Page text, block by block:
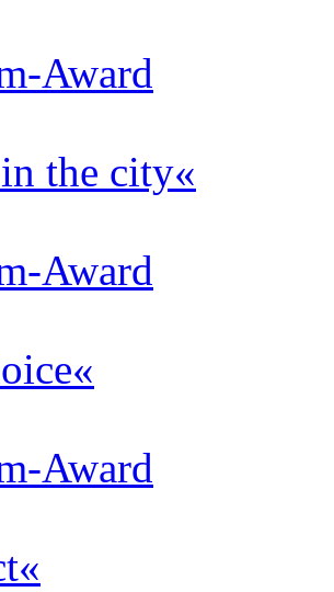
Award
the city«
Award
Award